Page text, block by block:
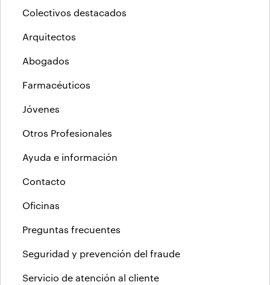
Colectivos destacados
Arquitectos
Abogados
Farmacéuticos
Jóvenes
Otros Profesionales
Ayuda e información
Contacto
Oficinas
Preguntas frecuentes
Seguridad y prevención del fraude
Servicio de atención al cliente